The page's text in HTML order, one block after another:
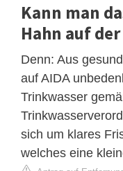
Kann man
Hahn auf
Denn: Aus
auf AIDA
Trinkwasser
sich um klares
welches eine